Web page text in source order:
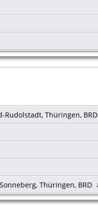
Thüringen, BRD
Thüringen, BRD